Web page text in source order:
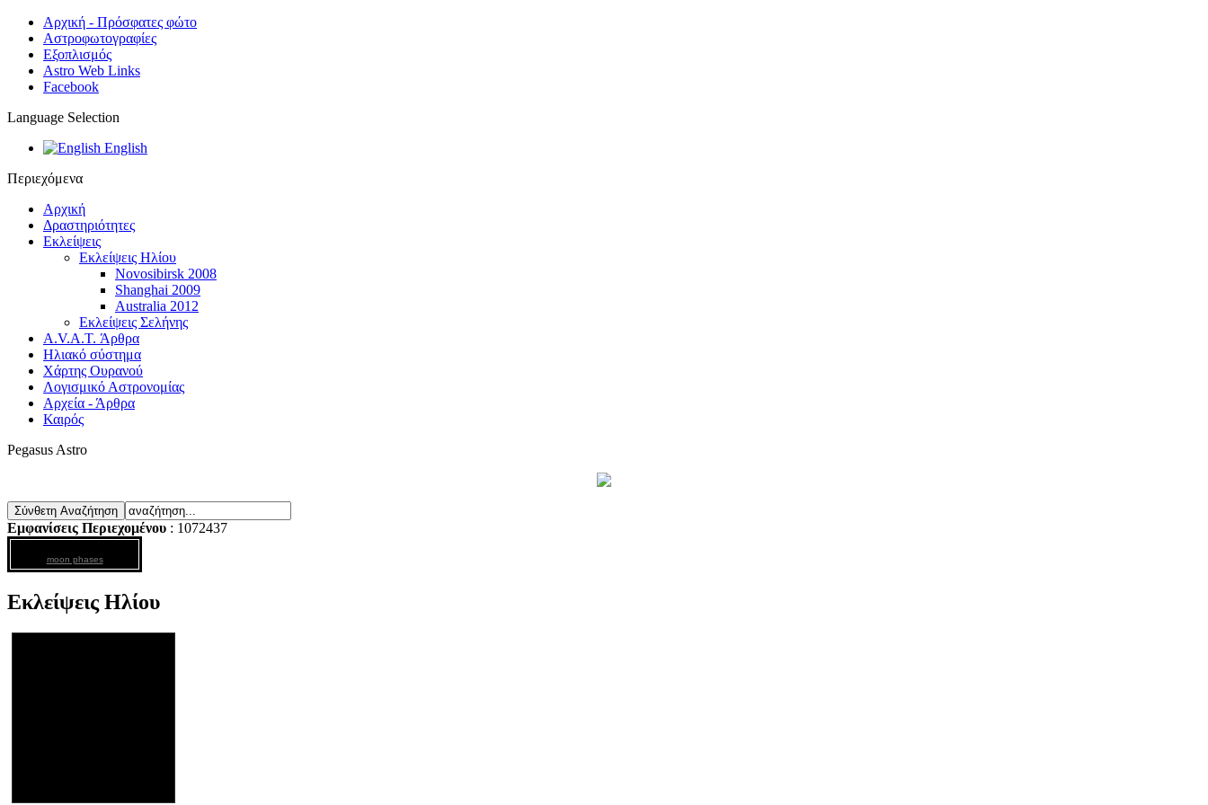
Αρχική - Πρόσφατες φώτο
Αστροφωτογραφίες
Εξοπλισμός
Astro Web Links
Facebook
Language Selection
English
Περιεχόμενα
Αρχική
Δραστηριότητες
Εκλείψεις
Εκλείψεις Ηλίου
Novosibirsk 2008
Shanghai 2009
Australia 2012
Εκλείψεις Σελήνης
A.V.A.T. Άρθρα
Ηλιακό σύστημα
Χάρτης Ουρανού
Λογισμικό Αστρoνομίας
Αρχεία - Άρθρα
Καιρός
Pegasus Astro
Εμφανίσεις Περιεχομένου : 1072437
moon phases
Εκλείψεις Ηλίου